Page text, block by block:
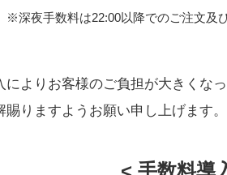
※深夜手数料は22:00以降でのご注文及
によりお客様のご負担が大きくな
賜りますようお願い申し上げます。
< 手数料導